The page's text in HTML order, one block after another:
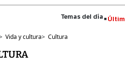
Vida y cultura> Cultura